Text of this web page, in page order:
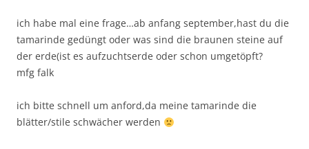
ich habe mal eine frage…ab anfang september,hast du die
tamarinde gedüngt oder was sind die braunen steine auf
der erde(ist es aufzuchtserde oder schon umgetöpft?
mfg falk
ich bitte schnell um anford,da meine tamarinde die
blätter/stile schwächer werden